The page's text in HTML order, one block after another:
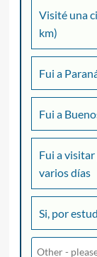
Visité una
km)
Fui a
Fui a
Fui a
varios días
Si, por